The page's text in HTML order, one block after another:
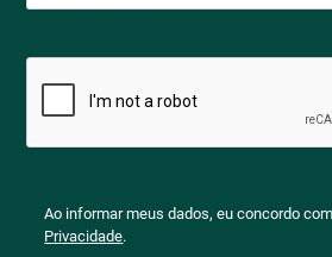
Ao informar meus dados, eu concordo
Privacidade.